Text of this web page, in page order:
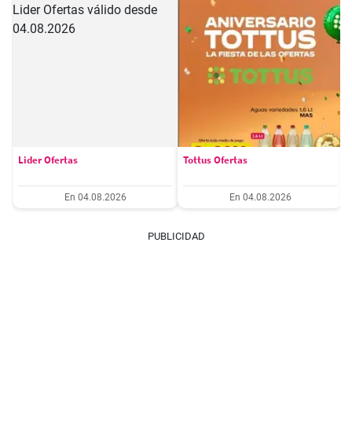
Lider Ofertas
En 04.08.2026
Tottus Ofertas
En 04.08.2026
PUBLICIDAD